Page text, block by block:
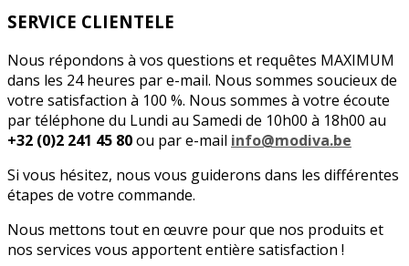
SERVICE CLIENTELE
Nous répondons à vos questions et requêtes MAXIMUM
dans les 24 heures par e-mail. Nous sommes soucieux de
votre satisfaction à 100 %. Nous sommes à votre écoute
par téléphone du Lundi au Samedi de 10h00 à 18h00 au
+32 (0)2 241 45 80ou par e-mail info@modiva.be
Si vous hésitez, nous vous guiderons dans les différentes
étapes de votre commande.
Nous mettons tout en œuvre pour que nos produits et
nos services vous apportent entière satisfaction !